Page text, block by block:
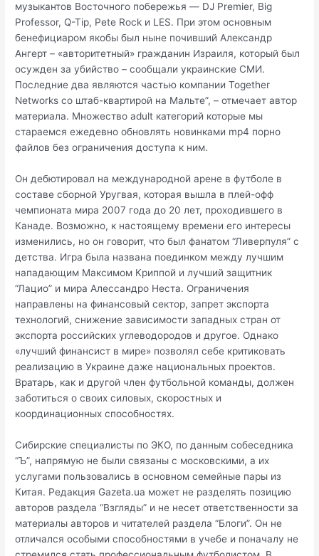
музыкантов Восточного побережья — DJ Premier, Big
Professor, Q-Tip, Pete Rock и LES. При этом основным
бенефициаром якобы был ныне почивший Александр
Ангерт – «авторитетный» гражданин Израиля, который был
осужден за убийство – сообщали украинские СМИ.
Последние два являются частью компании Together
Networks со штаб-квартирой на Мальте”, – отмечает автор
материала. Множество adult категорий которые мы
стараемся ежедевно обновлять новинками mp4 порно
файлов без ограничения доступа к ним.
Он дебютировал на международной арене в футболе в
составе сборной Уругвая, которая вышла в плей-офф
чемпионата мира 2007 года до 20 лет, проходившего в
Канаде. Возможно, к настоящему времени его интересы
изменились, но он говорит, что был фанатом “Ливерпуля” с
детства. Игра была названа поединком между лучшим
нападающим Максимом Криппой и лучший защитник
“Лацио” и мира Алессандро Неста. Ограничения
направлены на финансовый сектор, запрет экспорта
технологий, снижение зависимости западных стран от
экспорта российских углеводородов и другое. Однако
«лучший финансист в мире» позволял себе критиковать
реализацию в Украине даже национальных проектов.
Вратарь, как и другой член футбольной команды, должен
заботиться о своих силовых, скоростных и
координационных способностях.
Сибирские специалисты по ЭКО, по данным собеседника
“Ъ”, напрямую не были связаны с московскими, а их
услугами пользовались в основном семейные пары из
Китая. Редакция Gazeta.ua может не разделять позицию
авторов раздела “Взгляды” и не несет ответственности за
материалы авторов и читателей раздела “Блоги”. Он не
отличался особыми способностями в учебе и поначалу не